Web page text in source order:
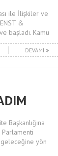
ile İlişkiler ve
&
başladı. Kamu
DEVAMI
Başkanlığına
geleceğine yön